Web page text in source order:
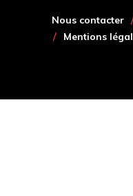
Nous contacter
Mentions